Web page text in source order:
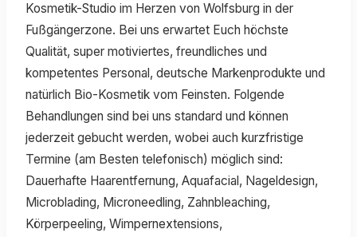
Kosmetik-Studio im Herzen von Wolfsburg in der
Fußgängerzone. Bei uns erwartet Euch höchste
Qualität, super motiviertes, freundliches und
kompetentes Personal, deutsche Markenprodukte und
natürlich Bio-Kosmetik vom Feinsten. Folgende
Behandlungen sind bei uns standard und können
jederzeit gebucht werden, wobei auch kurzfristige
Termine (am Besten telefonisch) möglich sind:
Dauerhafte Haarentfernung, Aquafacial, Nageldesign,
Microblading, Microneedling, Zahnbleaching,
Körperpeeling, Wimpernextensions,